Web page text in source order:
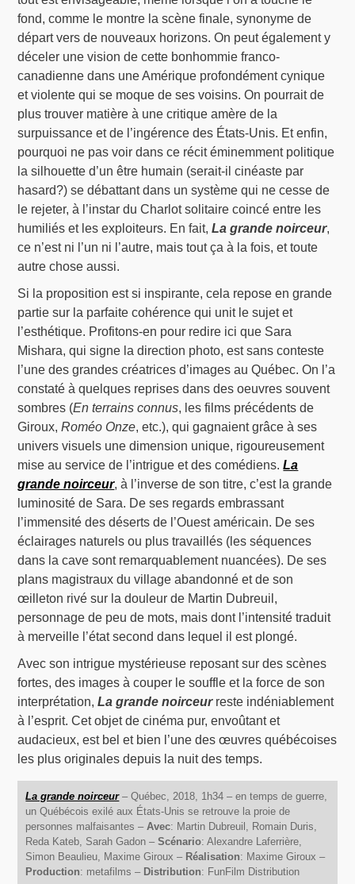
fond, comme le montre la scène finale, synonyme de
départ vers de nouveaux horizons. On peut également y
déceler une vision de cette bonhommie franco-
canadienne dans une Amérique profondément cynique
et violente qui se moque de ses voisins. On pourrait de
plus trouver matière à une critique amère de la
surpuissance et de l’ingérence des États-Unis. Et enfin,
pourquoi ne pas voir dans ce récit éminemment politique
la silhouette d’un être humain (serait-il cinéaste par
hasard?) se débattant dans un système qui ne cesse de
le rejeter, à l’instar du Charlot solitaire coincé entre les
humiliés et les exploiteurs. En fait,La grande noirceur,
ce n’est ni l’un ni l’autre, mais tout ça à la fois, et toute
autre chose aussi.
Si la proposition est si inspirante, cela repose en grande
partie sur la parfaite cohérence qui unit le sujet et
l’esthétique. Profitons-en pour redire ici que Sara
Mishara, qui signe la direction photo, est sans conteste
l’une des grandes créatrices d’images au Québec. On l’a
constaté à quelques reprises dans des oeuvres souvent
sombres (En terrains connus, les films précédents de
Giroux,Roméo Onze, etc.), qui gagnaient grâce à ses
univers visuels une dimension unique, rigoureusement
mise au service de l’intrigue et des comédiens.La
grande noirceur, à l’inverse de son titre, c’est la grande
luminosité de Sara. De ses regards embrassant
l’immensité des déserts de l’Ouest américain. De ses
éclairages naturels ou plus travaillés (les séquences
dans la cave sont remarquablement nuancées). De ses
plans magistraux du village abandonné et de son
œilleton rivé sur la douleur de Martin Dubreuil,
personnage de peu de mots, mais dont l’intensité traduit
à merveille l’état second dans lequel il est plongé.
Avec son intrigue mystérieuse reposant sur des scènes
fortes, des images à couper le souffle et la force de son
interprétation,La grande noirceurreste indéniablement
à l’esprit. Cet objet de cinéma pur, envoûtant et
audacieux, est bel et bien l’une des œuvres québécoises
les plus originales depuis la nuit des temps.
La grande noirceur– Québec, 2018, 1h34 – en temps de guerre,
un Québécois exilé aux États-Unis se retrouve la proie de
personnes malfaisantes – Avec: Martin Dubreuil, Romain Duris,
Reda Kateb, Sarah Gadon –Scénario: Alexandre Laferrière,
Simon Beaulieu, Maxime Giroux – Réalisation: Maxime Giroux –
Production: metafilms – Distribution: FunFilm Distribution